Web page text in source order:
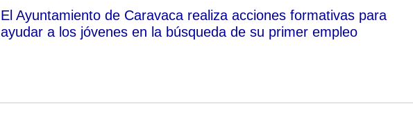
El Ayuntamiento de Caravaca realiza acciones formativas para
ayudar a los jóvenes en la búsqueda de su primer empleo